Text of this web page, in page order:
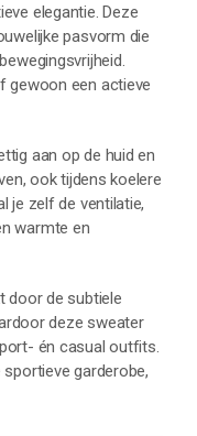
elegantie. Deze
pasvorm die
gewoon een actieve
aan op de huid en
ook tijdens koelere
je zelf de ventilatie,
warmte en
door de subtiele
deze sweater
én casual outfits.
garderobe,